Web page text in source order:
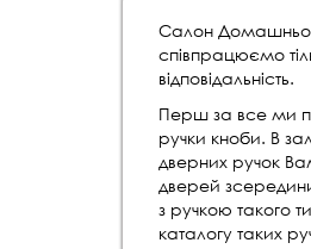
Салон
співпрацюємо
відповідальність.
Перш за все ми
ручки кноби. В
дверних ручок
дверей
з ручкою такого
каталогу таких